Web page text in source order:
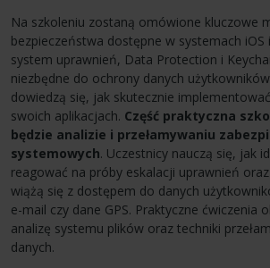
Na szkoleniu zostaną omówione kluczowe
bezpieczeństwa dostępne w systemach iOS
system uprawnień, Data Protection i
niezbędne do ochrony danych
dowiedzą się, jak skutecznie
swoich aplikacjach. Część praktyczna
będzie analizie i przełamywaniu
systemowych. Uczestnicy nauczą się, jak
reagować na próby eskalacji uprawnień
wiążą się z dostępem do danych
e-mail czy dane GPS. Praktyczne ćwiczenia
analizę systemu plików oraz techniki
danych.